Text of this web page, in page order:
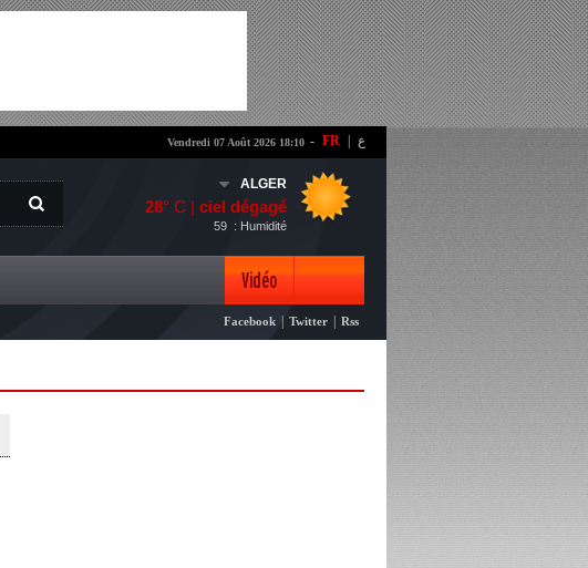
- FR ع Vendredi 07 Août 2026 18:10
ALGER
28° C | ciel dégagé
: Humidité
59
Vidéo
Photo
Facebook Twitter Rss